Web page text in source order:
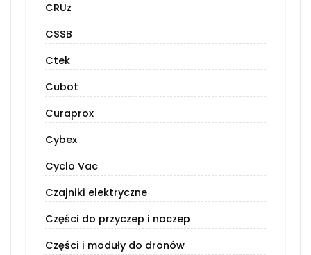
CRUz
CSSB
Ctek
Cubot
Curaprox
Cybex
Cyclo Vac
Czajniki elektryczne
Części do przyczep i naczep
Części i moduły do dronów